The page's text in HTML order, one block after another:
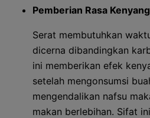
Pemberian Rasa
Serat membutuhkan
dicerna dibandingkan
ini memberikan efek
setelah mengonsumsi
mengendalikan nafsu
makan berlebihan. Sifat